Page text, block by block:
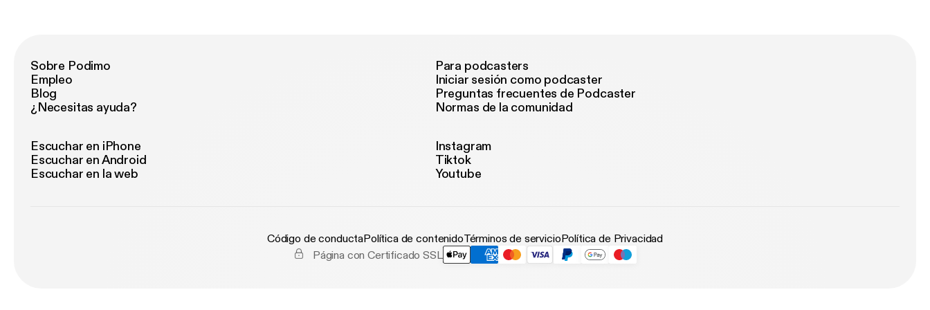
Sobre Podimo
Empleo
Blog
¿Necesitas ayuda?
Para podcasters
Iniciar sesión como podcaster
Preguntas frecuentes de Podcaster
Normas de la comunidad
Escuchar en iPhone
Escuchar en Android
Escuchar en la web
Instagram
Tiktok
Youtube
Código de conductaPolítica de contenidoTérminos de servicioPolítica de Privacidad
Página con Certificado SSL